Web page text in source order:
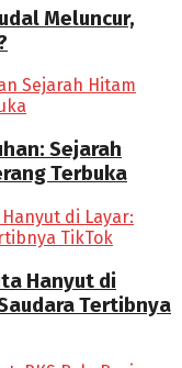
Meluncur,
Sejarah
Terbuka
Hanyut di
Tertibnya